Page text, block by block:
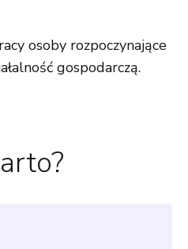
osoby rozpoczynające
gospodarczą.